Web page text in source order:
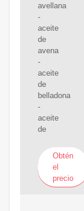
avellana
-
aceite
de
avena
-
aceite
de
belladona
-
aceite
de
Obtén
el
precio